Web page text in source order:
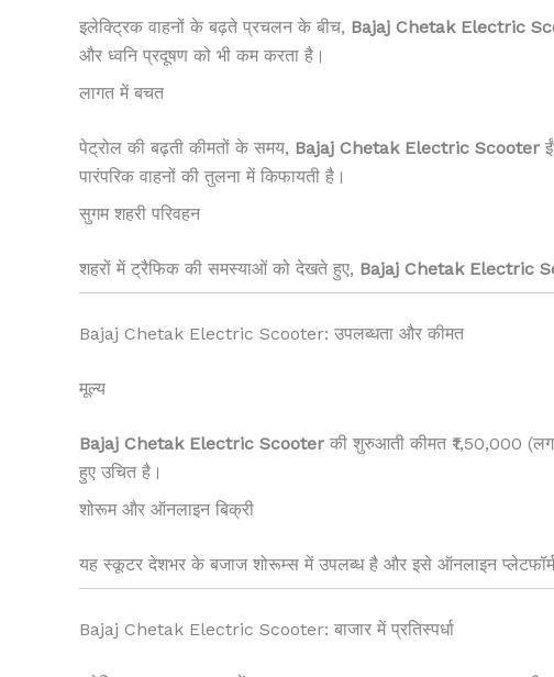
इलेक्ट्रिक वाहनों के बढ़ते प्रचलन के बीच, Bajaj Chetak Electric
और ध्वनि प्रदूषण को भी कम करता है।
लागत में बचत
पेट्रोल की बढ़ती कीमतों के समय, Bajaj Chetak Electric Scooter
पारंपरिक वाहनों की तुलना में किफायती है।
सुगम शहरी परिवहन
शहरों में ट्रैफिक की समस्याओं को देखते हुए, Bajaj Chetak Electric
Bajaj Chetak Electric Scooter: उपलब्धता और कीमत
मूल्य
Bajaj Chetak Electric Scooter की शुरुआती कीमत ₹1,50,000
हुए उचित है।
शोरूम और ऑनलाइन बिक्री
यह स्कूटर देशभर के बजाज शोरूम्स में उपलब्ध है और इसे ऑनलाइन
Bajaj Chetak Electric Scooter: बाजार में प्रतिस्पर्धा